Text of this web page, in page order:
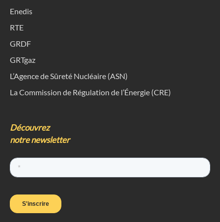
Enedis
RTE
GRDF
GRTgaz
L’Agence de Sûreté Nucléaire (ASN)
La Commission de Régulation de l’Énergie (CRE)
Découvrez
notre newsletter